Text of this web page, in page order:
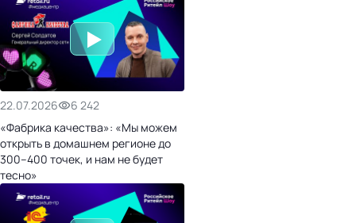
22.07.2026
6 242
«Фабрика качества»: «Мы можем
открыть в домашнем регионе до
300–400 точек, и нам не будет
тесно»